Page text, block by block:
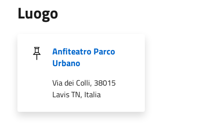
Luogo
Anfiteatro Parco
Urbano
Via dei Colli, 38015
Lavis TN, Italia